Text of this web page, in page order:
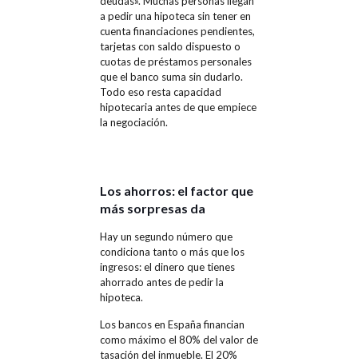
a pedir una hipoteca sin tener en
cuenta financiaciones pendientes,
tarjetas con saldo dispuesto o
cuotas de préstamos personales
que el banco suma sin dudarlo.
Todo eso resta capacidad
hipotecaria antes de que empiece
la negociación.
Los ahorros: el factor que
más sorpresas da
Hay un segundo número que
condiciona tanto o más que los
ingresos: el dinero que tienes
ahorrado antes de pedir la
hipoteca.
Los bancos en España financian
como máximo el 80% del valor de
tasación del inmueble. El 20%